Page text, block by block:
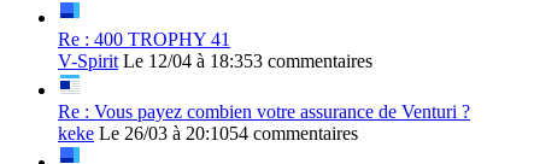
Re : 400 TROPHY 41
V-Spirit Le 12/04 à 18:353 commentaires
Re : Vous payez combien votre assurance de Venturi ?
keke Le 26/03 à 20:1054 commentaires